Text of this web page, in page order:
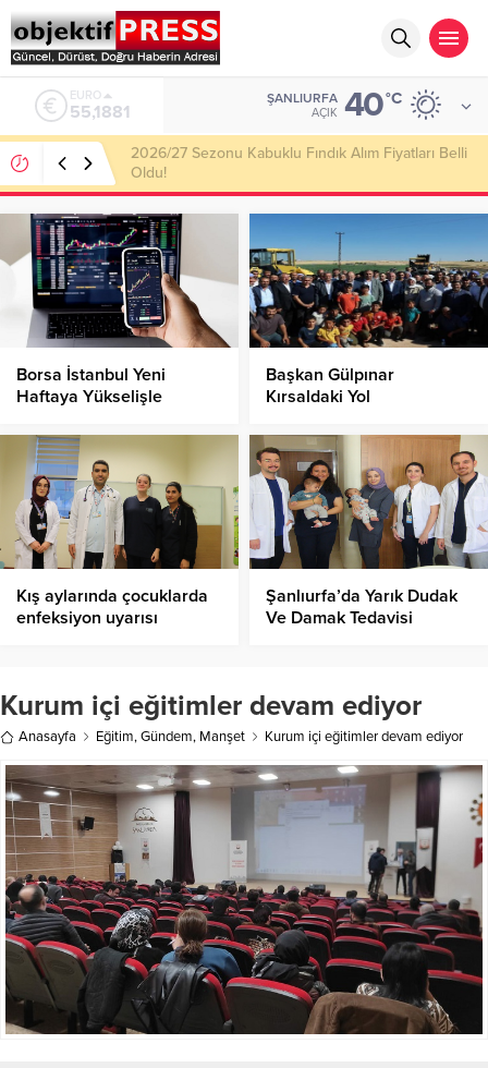
ALTIN
6.660,55
ŞANLIURFA
AÇIK 40°C
Haliliye Belediyesi Her Gün 4 Bin 898 Kişiye Sıcak
Yemek Ulaştırıyor!
Borsa İstanbul Yeni
Haftaya Yükselişle
Başkan Gülpınar
Kırsaldaki Yol
Kış aylarında çocuklarda
enfeksiyon uyarısı
Şanlıurfa’da Yarık Dudak
Ve Damak Tedavisi
Kurum içi eğitimler devam ediyor
Anasayfa Eğitim,Gündem, Manşet Kurum içi eğitimler devam ediyor